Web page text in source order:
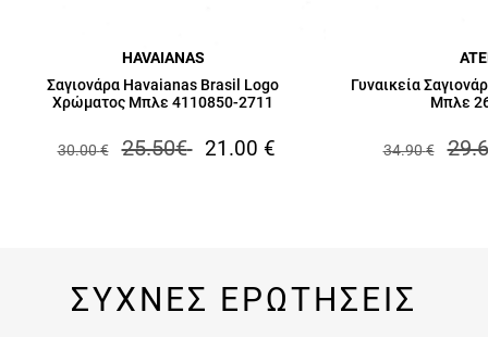
HAVAIANAS
Σαγιονάρα Havaianas Brasil Logo
Χρώματος Μπλε 4110850-2711
30.00€ 25.50€ 21.00 €
Γυναικεία
Μπλε
34.90€
ΣΥΧΝΕΣ ΕΡΩΤΗΣΕΙΣ